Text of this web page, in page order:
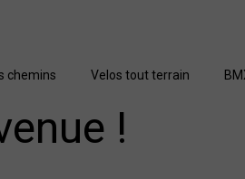
chemins Velos tout terrain
!